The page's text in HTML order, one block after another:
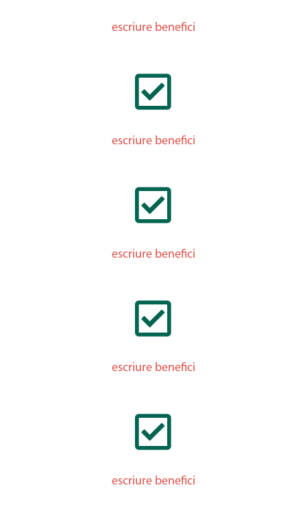
escriure benefici

escriure benefici

escriure benefici

escriure benefici

escriure benefici